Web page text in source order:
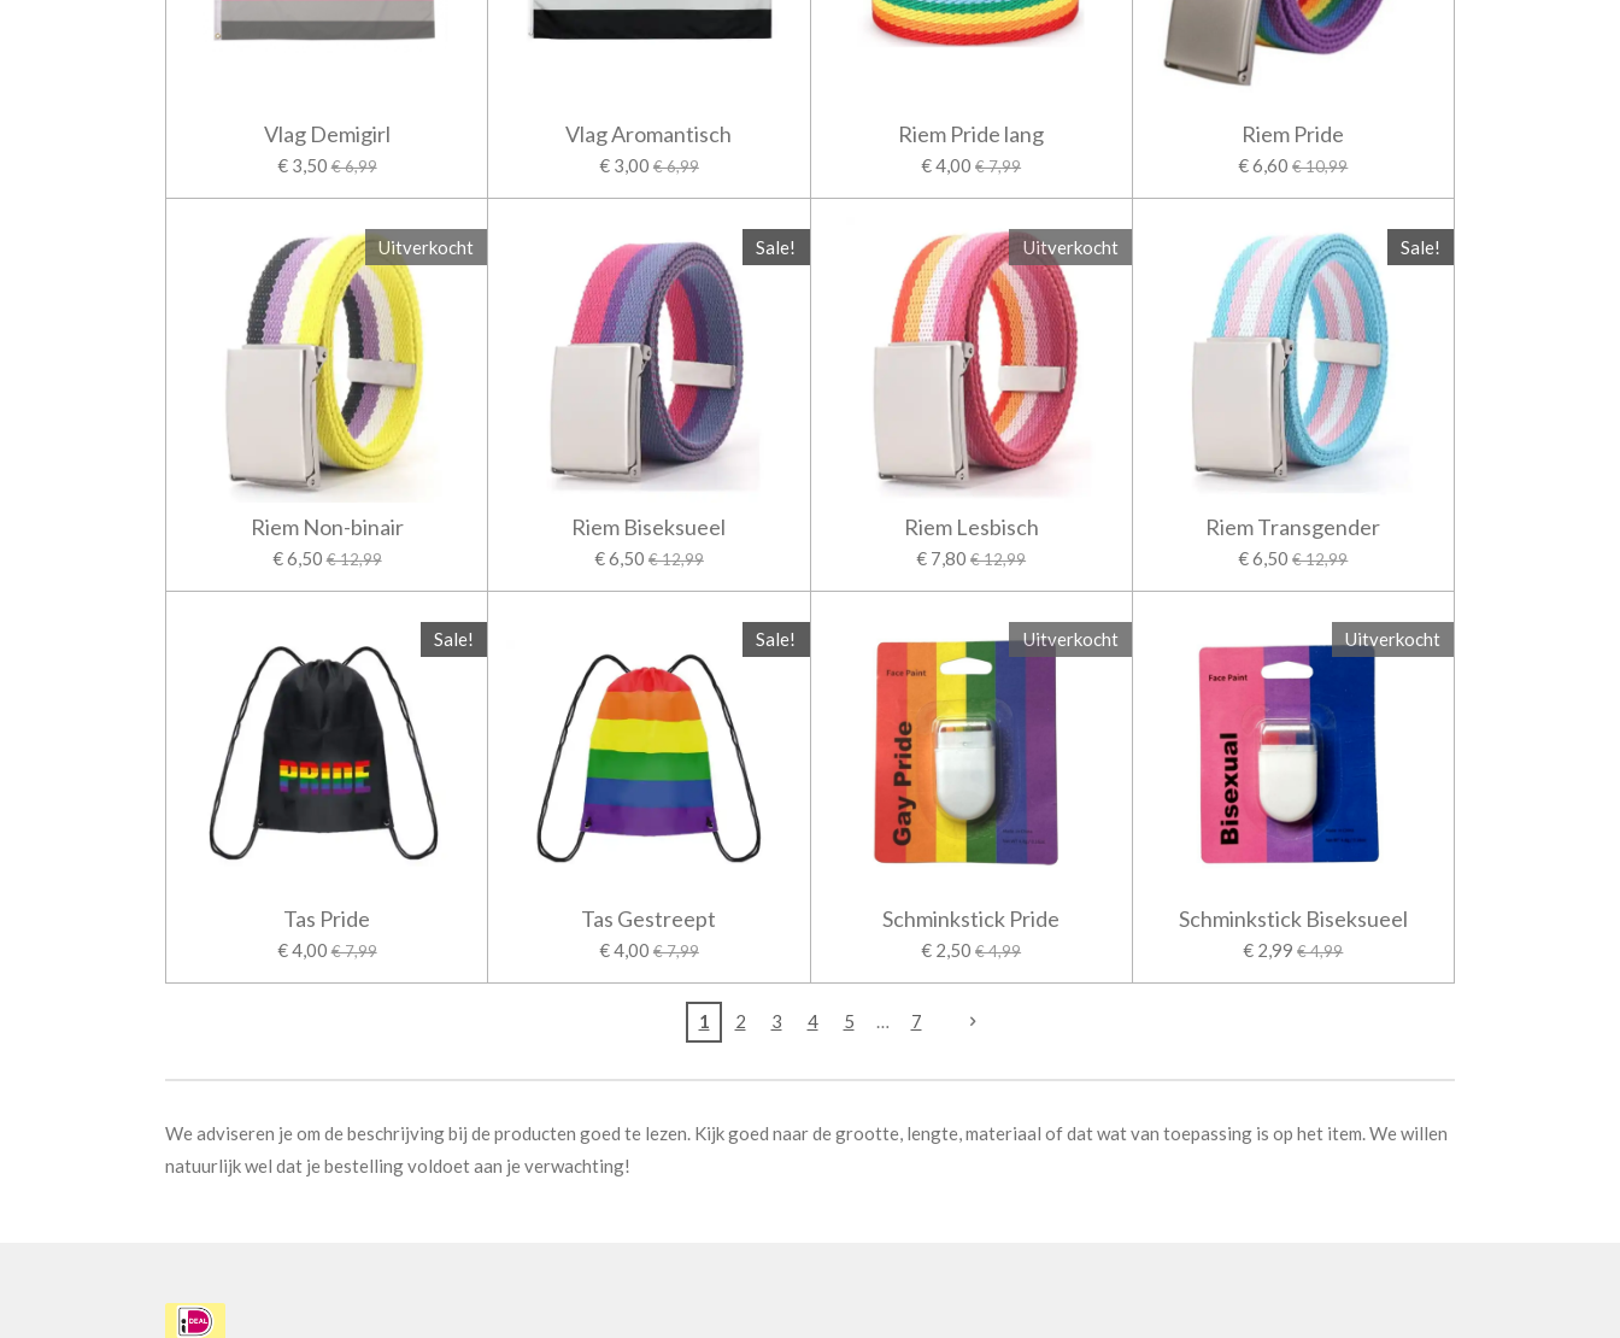
Vlag Demigirl
€ 3,50 € 6,99
Vlag Aromantisch
€ 3,00 € 6,99
Riem Pride lang
€ 4,00 € 7,99
Riem Pride
€ 6,60 € 10,99
Uitverkocht
Riem Non-binair
€ 6,50 € 12,99
Sale!
Riem Biseksueel
€ 6,50 € 12,99
Uitverkocht
Riem Lesbisch
€ 7,80 € 12,99
Sale!
Riem Transgender
€ 6,50 € 12,99
Sale!
Tas Pride
€ 4,00 € 7,99
Sale!
Tas Gestreept
€ 4,00 € 7,99
Uitverkocht
Schminkstick Pride
€ 2,50 € 4,99
Uitverkocht
Schminkstick Biseksueel
€ 2,99 € 4,99
1 2 3 4 5 7
We adviseren je om de beschrijving bij de producten goed te lezen. Kijk goed naar de grootte, lengte, materiaal of dat wat van toepassing is op het item. We willen
natuurlijk wel dat je bestelling voldoet aan je verwachting!